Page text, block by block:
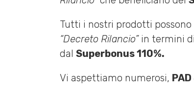
Tutti i nostri prodotti
“Decreto Rilancio”in termini di
dal Superbonus 110%.
Vi aspettiamo numerosi,